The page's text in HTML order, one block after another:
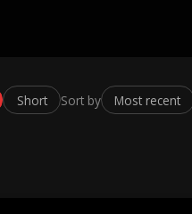
Short Sort by Most recent